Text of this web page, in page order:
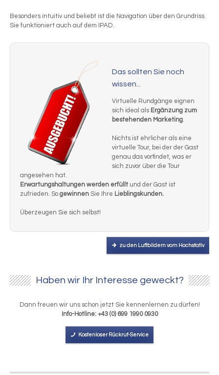
Besonders intuitiv und beliebt ist die Navigation über den Grundriss.
Sie funktioniert auch auf dem IPAD.
Das sollten Sie noch
wissen...
Virtuelle Rundgänge eignen
sich ideal als Ergänzung zum
bestehenden Marketing.
Nichts ist ehrlicher als eine
virtuelle Tour, bei der der Gast
genau das vorfindet, was er
sich zuvor über die Tour
angesehen hat.
Erwartungshaltungen werden erfüllt und der Gast ist
zufrieden. So gewinnen Sie Ihre Lieblingskunden.
Überzeugen Sie sich selbst!
zu den Luftbildern vom Hochstativ
Haben wir Ihr Interesse geweckt?
Dann freuen wir uns schon jetzt Sie kennenlernen zu dürfen!
Info-Hotline: +43 (0) 699 1990 0930
Kostenloser Rückruf-Service